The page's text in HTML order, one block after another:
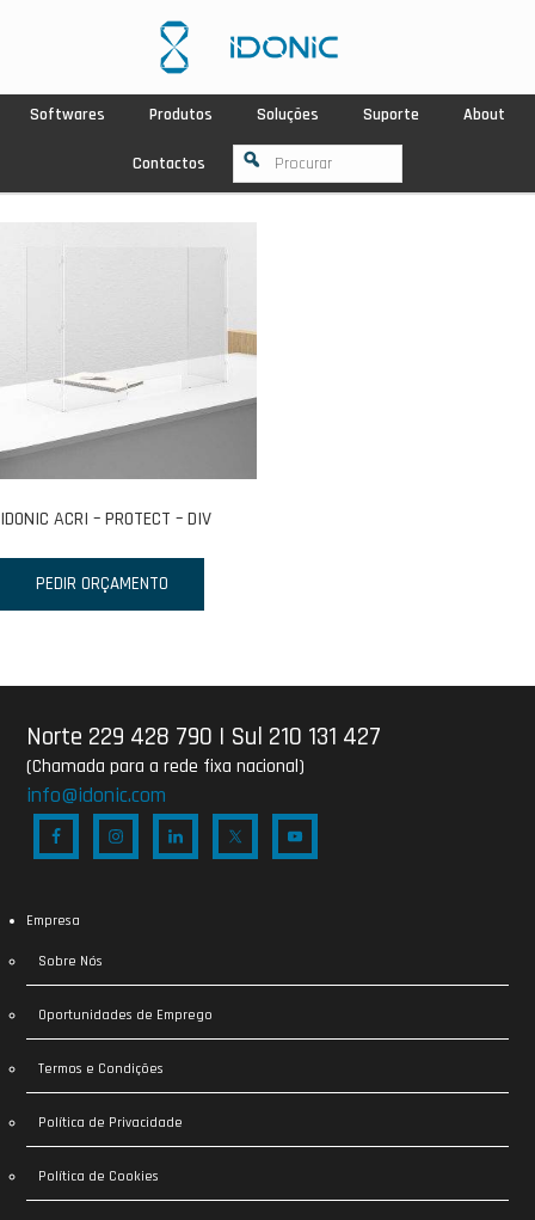
Softwares Produtos Soluções Suporte About
Contactos
IDONIC ACRI – PROTECT – DIV
PEDIR ORÇAMENTO
Norte 229 428 790 | Sul 210 131 427
(Chamada para a rede fixa nacional)
info@idonic.com
Empresa
Sobre Nós
Oportunidades de Emprego
Termos e Condições
Política de Privacidade
Política de Cookies